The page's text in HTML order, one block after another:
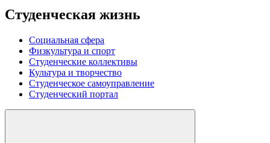
Студенческая жизнь
Социальная сфера
Физкультура и спорт
Студенческие коллективы
Культура и творчество
Студенческое самоуправление
Студенческий портал